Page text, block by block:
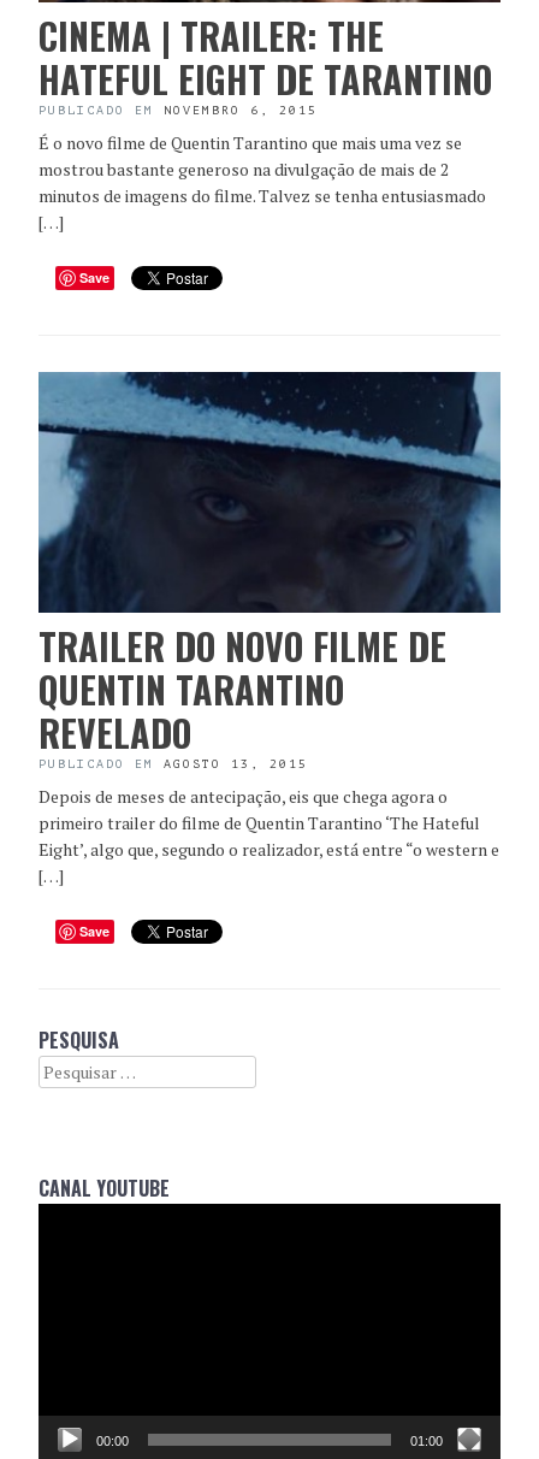
CINEMA | TRAILER: THE
HATEFUL EIGHT DE TARANTINO
PUBLICADO EM NOVEMBRO 6, 2015
É o novo filme de Quentin Tarantino que mais uma vez se
mostrou bastante generoso na divulgação de mais de 2
minutos de imagens do filme. Talvez se tenha entusiasmado
[…]
Save
TRAILER DO NOVO FILME DE
QUENTIN TARANTINO
REVELADO
PUBLICADO EM AGOSTO 13, 2015
Depois de meses de antecipação, eis que chega agora o
primeiro trailer do filme de Quentin Tarantino ‘The Hateful
Eight’, algo que, segundo o realizador, está entre “o western e
[…]
Save
PESQUISA
Search
CANAL YOUTUBE
00:00 01:00